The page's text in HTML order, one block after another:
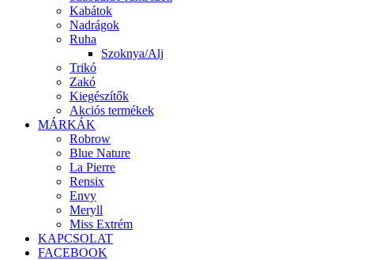
Kabátok
Nadrágok
Ruha
Szoknya/Alj
Trikó
Zakó
Kiegészítők
Akciós termékek
MÁRKÁK
Robrow
Blue Nature
La Pierre
Rensix
Envy
Meryll
Miss Extrém
KAPCSOLAT
FACEBOOK